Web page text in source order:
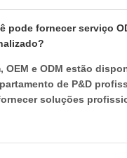
pode fornecer serviço
OEM e ODM estão
de P&D
soluções